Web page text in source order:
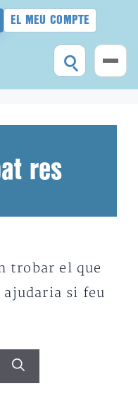
EL MEU COMPTE
res
trobar el que
ajudaria si feu